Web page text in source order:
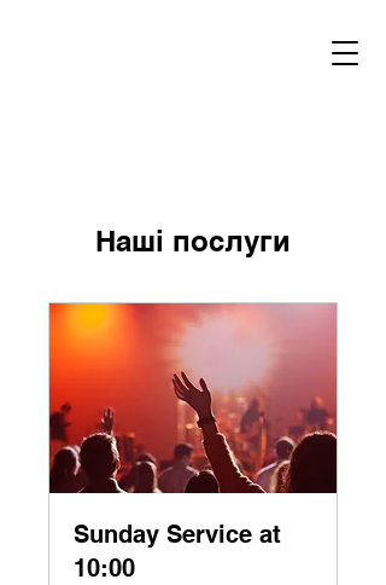
Наші послуги
Sunday Service at
10:00